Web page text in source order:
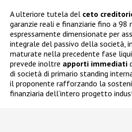
A ulteriore tutela del ceto
garanzie reali e finanziarie fino a 98
espressamente dimensionate per
integrale del passivo della società,
maturate nella precedente fase
prevede inoltre apporti immediati
di società di primario standing
il proponente rafforzando la
finanziaria dell’intero progetto